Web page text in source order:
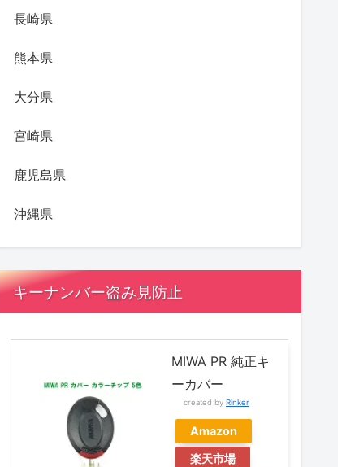
長崎県
熊本県
大分県
宮崎県
鹿児島県
沖縄県
キーナンバー盗み見防止
MIWA PR 純正キ
ーカバー
created by Rinker
Amazon
楽天市場